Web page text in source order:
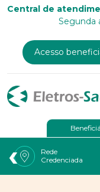
Central de
Segunda
Acesso
Rede
Credenciada
‹